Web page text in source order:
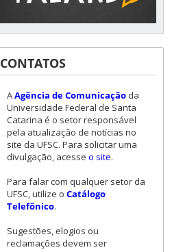
CONTATOS
AAgência de Comunicação da
Universidade Federal de Santa
Catarina é o setor responsável
pela atualização de notícias no
site da UFSC. Para solicitar uma
divulgação, acesse o site.
Para falar com qualquer setor da
UFSC, utilize o Catálogo
Telefônico.
Sugestões, elogios ou
reclamações devem ser